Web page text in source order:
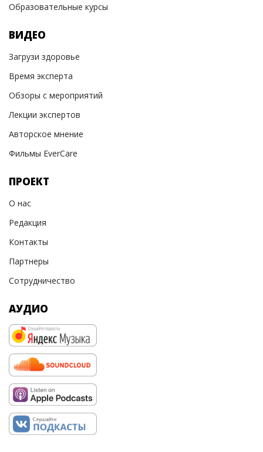
Образовательные курсы
ВИДЕО
Загрузи здоровье
Время эксперта
Обзоры с мероприятий
Лекции экспертов
Авторское мнение
Фильмы EverCare
ПРОЕКТ
О нас
Редакция
Контакты
Партнеры
Сотрудничество
АУДИО